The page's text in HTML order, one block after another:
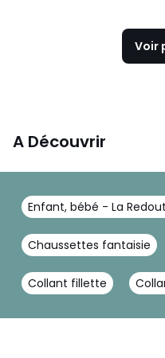
Voir
A Découvrir
Enfant, bébé - La
Chaussettes fantaisie
Collant fillette